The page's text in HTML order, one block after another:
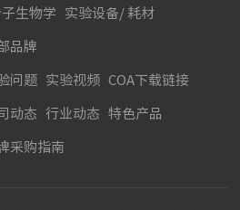
生物学 实验设备/ 耗材
品牌
问题 实验视频 COA下载链接
动态 行业动态 特色产品
采购指南